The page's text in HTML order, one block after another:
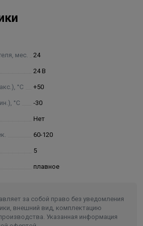
должен выполняться
снимать крышку корпуса. Это
для использования во
напряжением работают только
мес. 24
24 В
°С +50
°С -30
Нет
60-120
5
плавное
за собой право без уведомления
внешний вид, комплектацию
Указанная информация